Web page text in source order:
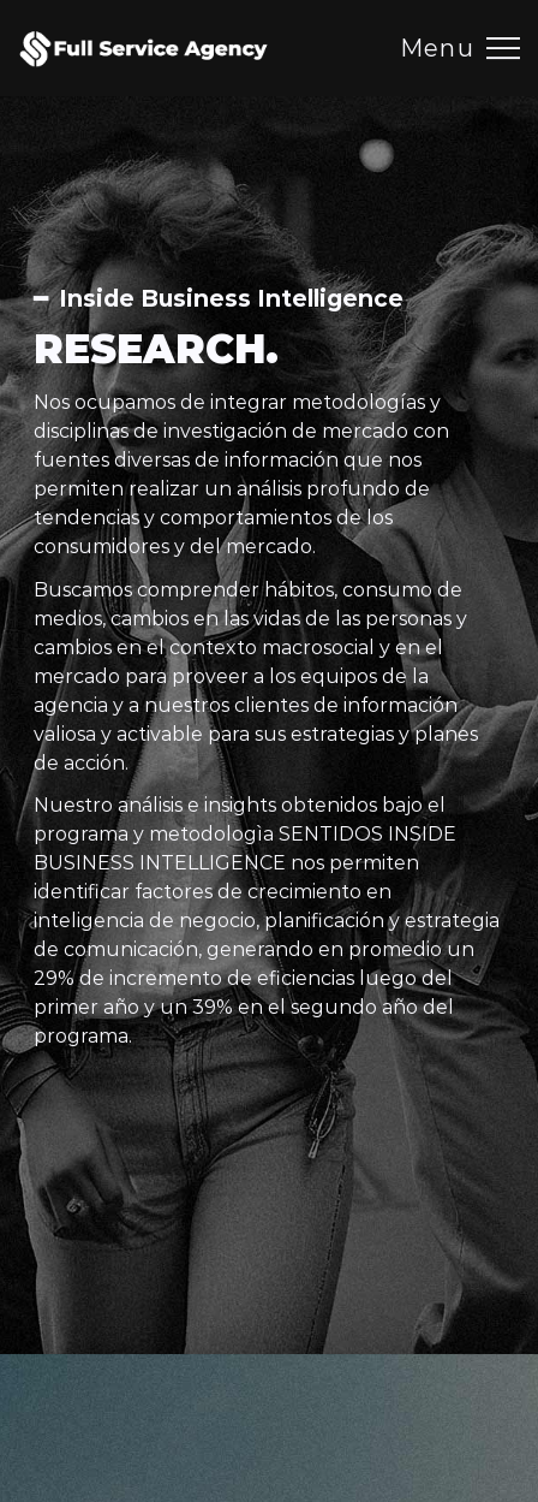
Menu
Copa
━ Inside Business Intelligence
RESEARCH.
Nos ocupamos de integrar metodologías y
disciplinas de investigación de mercado con
fuentes diversas de información que nos
permiten realizar un análisis profundo de
tendencias y comportamientos de los
consumidores y del mercado.
Buscamos comprender hábitos, consumo de
medios, cambios en las vidas de las personas y
cambios en el contexto macrosocial y en el
mercado para proveer a los equipos de la
agencia y a nuestros clientes de información
valiosa y activable para sus estrategias y planes
de acción.
Nuestro análisis e insights obtenidos bajo el
programa y metodologìa SENTIDOS INSIDE
BUSINESS INTELLIGENCE nos permiten
identificar factores de crecimiento en
inteligencia de negocio, planificación y estrategia
de comunicación, generando en promedio un
29% de incremento de eficiencias luego del
primer año y un 39% en el segundo año del
programa.